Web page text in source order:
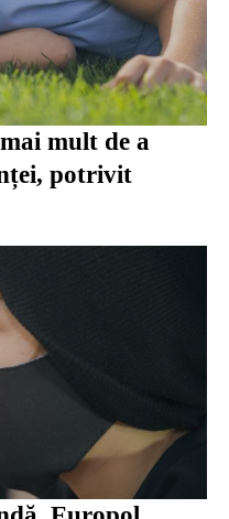
mult de a
potrivit